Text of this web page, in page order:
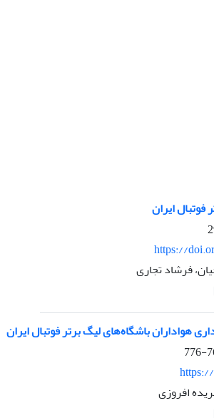
فوتبال ایران
https://
فرشاد تجاری
هواداران باشگاه‌های لیگ برتر فوتبال ایران
افروزی